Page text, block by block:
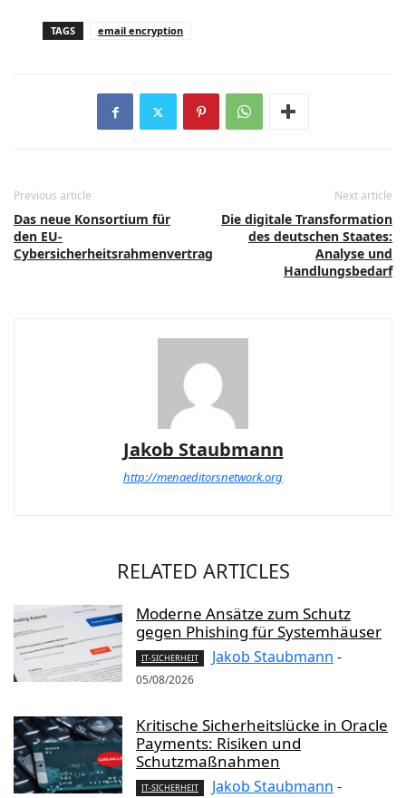
TAGS email encryption
Previous article
Das neue Konsortium für
den EU-
Cybersicherheitsrahmenvertrag
Next article
Die digitale Transformation
des deutschen Staates:
Analyse und
Handlungsbedarf
Jakob Staubmann
http://menaeditorsnetwork.org
RELATED ARTICLES
Moderne Ansätze zum Schutz
gegen Phishing für Systemhäuser
IT-SICHERHEIT Jakob Staubmann -
05/08/2026
Kritische Sicherheitslücke in Oracle
Payments: Risiken und
Schutzmaßnahmen
IT-SICHERHEIT Jakob Staubmann -